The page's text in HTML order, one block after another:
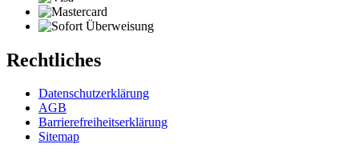
Rechtliches
Datenschutzerklärung
AGB
Barrierefreiheitserklärung
Sitemap